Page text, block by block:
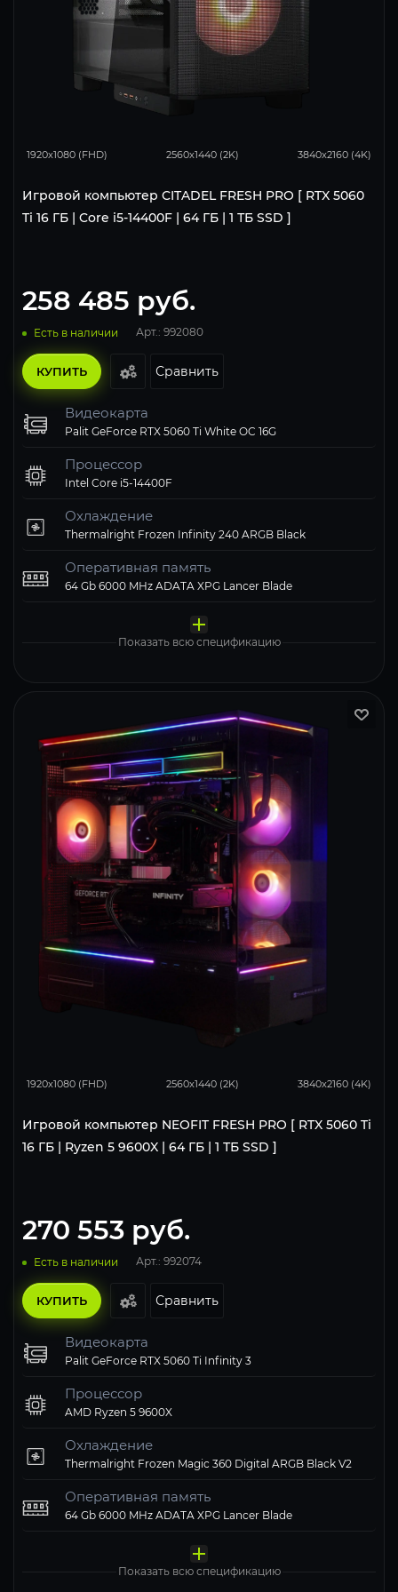
1920x1080 (FHD) 2560x1440 (2K) 3840x2160 (4K)
Игровой компьютер CITADEL FRESH PRO [ RTX 5060
Ti 16 ГБ | Core i5-14400F | 64 ГБ | 1 ТБ SSD ]
258 485 руб.
Есть в наличии Арт.: 992080
КУПИТЬ Сравнить
Видеокарта
Palit GeForce RTX 5060 Ti White OC 16G
Процессор
Intel Core i5-14400F
Охлаждение
Thermalright Frozen Infinity 240 ARGB Black
Оперативная память
64 Gb 6000 MHz ADATA XPG Lancer Blade
Материнская плата
ADATA XPG 1000 Gb LEGEND 900 PRO
1STPLAYER 750W NGDP GOLD White
Корпус Cougar Airface Flo RGB Black черный
Windows 11 Pro, Free Trial
Показать всю спецификацию
1920x1080 (FHD) 2560x1440 (2K) 3840x2160 (4K)
Игровой компьютер NEOFIT FRESH PRO [ RTX 5060 Ti
16 ГБ | Ryzen 5 9600X | 64 ГБ | 1 ТБ SSD ]
270 553 руб.
Есть в наличии Арт.: 992074
КУПИТЬ Сравнить
Видеокарта
Palit GeForce RTX 5060 Ti Infinity 3
Процессор
AMD Ryzen 5 9600X
Охлаждение
Thermalright Frozen Magic 360 Digital ARGB Black V2
Оперативная память
64 Gb 6000 MHz ADATA XPG Lancer Blade
Материнская плата
ADATA XPG 1000 Gb LEGEND 900 PRO
1STPLAYER 750W NGDP Gold
Thermalright M10 FAN4-C TG ARGB Black
Windows 11 Pro, Free Trial
Показать всю спецификацию